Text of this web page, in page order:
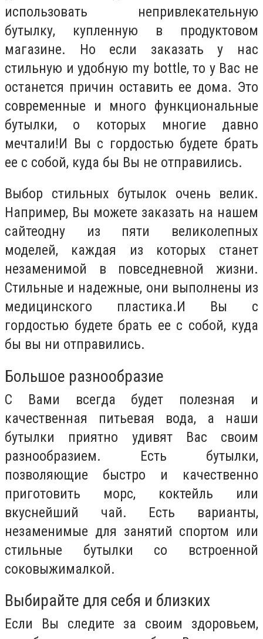
использовать непривлекательную
бутылку, купленную в продуктовом
магазине. Но если заказать у нас
стильную и удобную my bottle, то у Вас не
останется причин оставить ее дома. Это
современные и много функциональные
бутылки, о которых многие давно
мечтали!И Вы с гордостью будете брать
ее с собой, куда бы Вы не отправились.
Выбор стильных бутылок очень велик.
Например, Вы можете заказать на нашем
сайтеодну из пяти великолепных
моделей, каждая из которых станет
незаменимой в повседневной жизни.
Стильные и надежные, они выполнены из
медицинского пластика.И Вы с
гордостью будете брать ее с собой, куда
бы вы ни отправились.
Большое разнообразие
С Вами всегда будет полезная и
качественная питьевая вода, а наши
бутылки приятно удивят Вас своим
разнообразием. Есть бутылки,
позволяющие быстро и качественно
приготовить морс, коктейль или
вкуснейший чай. Есть варианты,
незаменимые для занятий спортом или
стильные бутылки со встроенной
соковыжималкой.
Выбирайте для себя и близких
Если Вы следите за своим здоровьем,